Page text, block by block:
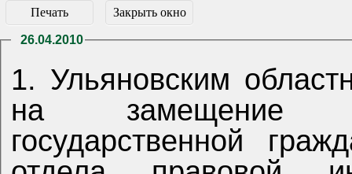
Печать Закрыть окно
26.04.2010
1. Ульяновским
на замещение
государственной